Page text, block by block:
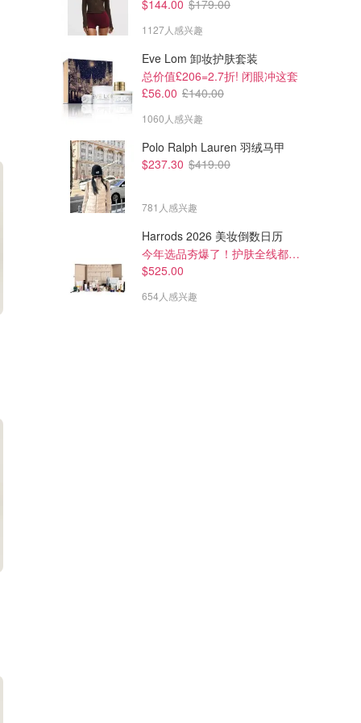
$144.00 $179.00
1127人感兴趣
Eve Lom 卸妆护肤套装
总价值£206=2.7折! 闭眼冲这套
£56.00 £140.00
1060人感兴趣
Polo Ralph Lauren 羽绒马甲
$237.30 $419.00
781人感兴趣
Harrods 2026 美妆倒数日历
今年选品夯爆了！护肤全线都很绝
$525.00
654人感兴趣